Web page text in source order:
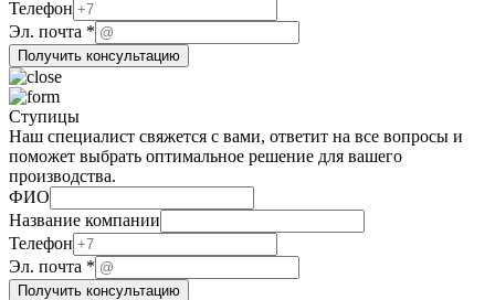
Эл.
Название
Телефон
Эл. почта *
Получить консультацию
Ступицы
Наш специалист свяжется с вами, ответит на все вопросы и
поможет выбрать оптимальное решение для вашего
производства.
ФИО
компании
ФИО
Название
Название компании
Телефон
Эл. почта *
Получить консультацию